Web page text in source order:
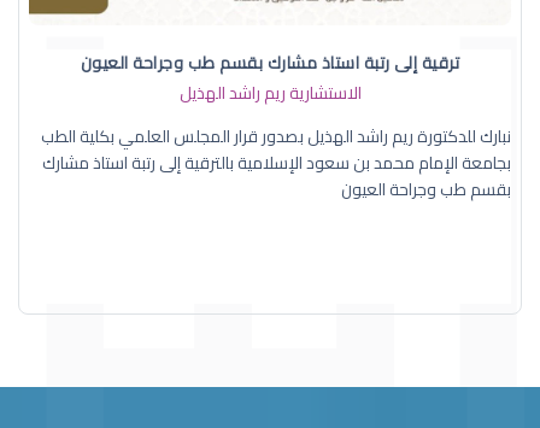
ترقية إلى رتبة استاذ مشارك بقسم طب وجراحة العيون
الاستشارية ريم راشد الهذيل
نبارك للدكتورة ريم راشد الهذيل بصدور قرار المجلس العلمي بكلية الطب
بجامعة الإمام محمد بن سعود الإسلامية بالترقية إلى رتبة استاذ مشارك
بقسم طب وجراحة العيون